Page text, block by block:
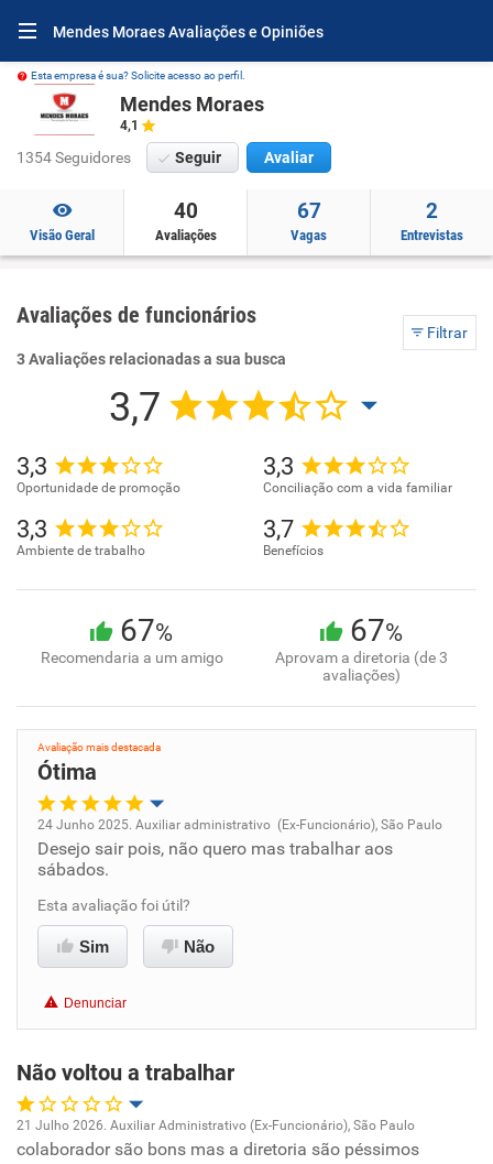
Mendes Moraes Avaliações e Opiniões
Esta empresa é sua? Solicite acesso ao perfil.
Mendes Moraes
4,1
1354 Seguidores Seguir Avaliar
Visão Geral
40
Avaliações
67
Vagas
2
Entrevistas
Avaliações de funcionários
Filtrar
3 Avaliações relacionadas a sua busca
3,7
3,3
Oportunidade de promoção
3,3
Conciliação com a vida familiar
3,3
Ambiente de trabalho
3,7
Benefícios
67%
Recomendaria a um amigo
67%
Aprovam a diretoria (de 3
avaliações)
Avaliação mais destacada
Ótima
Oportunidade de promoção
Ambiente de trabalho
Conciliação com a vida familiar
Recomenda esta empresa
Recomenda a diretoria
24 Junho 2025. Auxiliar administrativo (Ex-Funcionário), São Paulo
Desejo sair pois, não quero mas trabalhar aos
sábados.
Esta avaliação foi útil?
Sim Não
Denunciar
Não voltou a trabalhar
Oportunidade de promoção
21 Julho 2026. Auxiliar Administrativo (Ex-Funcionário), São Paulo
colaborador são bons mas a diretoria são péssimos